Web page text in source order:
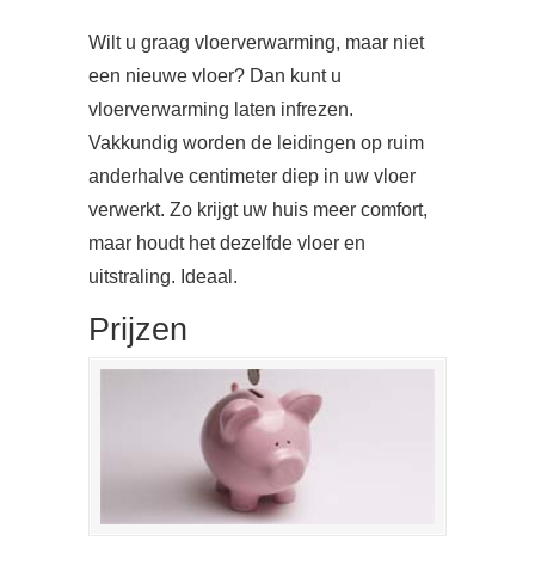
Wilt u graag vloerverwarming, maar niet
een nieuwe vloer? Dan kunt u
vloerverwarming laten infrezen.
Vakkundig worden de leidingen op ruim
anderhalve centimeter diep in uw vloer
verwerkt. Zo krijgt uw huis meer comfort,
maar houdt het dezelfde vloer en
uitstraling. Ideaal.
Prijzen